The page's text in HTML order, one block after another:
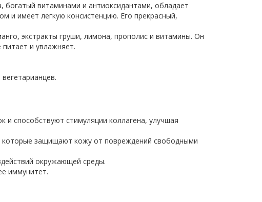
богатый витаминами и антиоксидантами, обладает
и имеет легкую консистенцию. Его прекрасный,
экстракты груши, лимона, прополис и витамины. Он
и увлажняет.
и способствуют стимуляции коллагена, улучшая
которые защищают кожу от повреждений свободными
окружающей среды.
иммунитет.